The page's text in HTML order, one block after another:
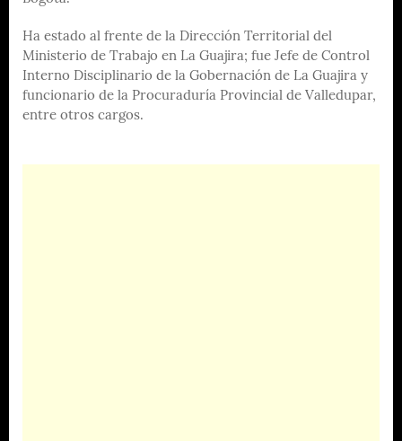
Ha estado al frente de la Dirección Territorial del
Ministerio de Trabajo en La Guajira; fue Jefe de Control
Interno Disciplinario de la Gobernación de La Guajira y
funcionario de la Procuraduría Provincial de Valledupar,
entre otros cargos.